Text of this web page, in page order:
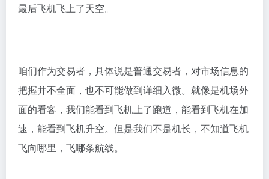
最后飞机飞上了天空。
咱们作为交易者，具体说是普通交易者，对市场信息的
把握并不全面，也不可能做到详细入微。就像是机场外
面的看客，我们能看到飞机上了跑道，能看到飞机在加
速，能看到飞机升空。但是我们不是机长，不知道飞机
飞向哪里，飞哪条航线。